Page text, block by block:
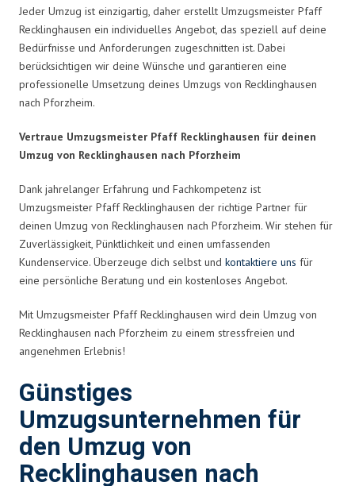
Jeder Umzug ist einzigartig, daher erstellt Umzugsmeister Pfaff
Recklinghausen ein individuelles Angebot, das speziell auf deine
Bedürfnisse und Anforderungen zugeschnitten ist. Dabei
berücksichtigen wir deine Wünsche und garantieren eine
professionelle Umsetzung deines Umzugs von Recklinghausen
nach Pforzheim.
Vertraue Umzugsmeister Pfaff Recklinghausen für deinen
Umzug von Recklinghausen nach Pforzheim
Dank jahrelanger Erfahrung und Fachkompetenz ist
Umzugsmeister Pfaff Recklinghausen der richtige Partner für
deinen Umzug von Recklinghausen nach Pforzheim. Wir stehen für
Zuverlässigkeit, Pünktlichkeit und einen umfassenden
Kundenservice. Überzeuge dich selbst und kontaktiere uns für
eine persönliche Beratung und ein kostenloses Angebot.
Mit Umzugsmeister Pfaff Recklinghausen wird dein Umzug von
Recklinghausen nach Pforzheim zu einem stressfreien und
angenehmen Erlebnis!
Günstiges
Umzugsunternehmen für
den Umzug von
Recklinghausen nach